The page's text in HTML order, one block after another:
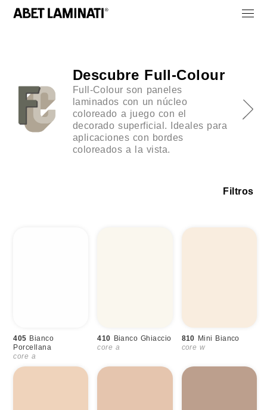
Descubre Full-Colour
Full-Colour son paneles
laminados con un núcleo
coloreado a juego con el
decorado superficial. Ideales para
aplicaciones con bordes
coloreados a la vista.
Filtros
405 Bianco
Porcellana
core a
410 Bianco Ghiaccio
core a
810 Mini Bianco
core w